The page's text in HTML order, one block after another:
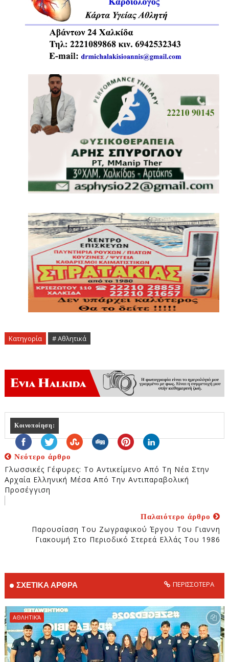
Κατηγορία # Αθλητικά
Κοινοποίηση:
Νεότερο άρθρο
Γλωσσικές Γέφυρες: Το Αντικείμενο Από Τη Nέα Στην
Αρχαία Ελληνική Μέσα Από Την Αντιπαραβολική
Προσέγγιση
Παλαιότερο άρθρο
Παρουσίαση Του Ζωγραφικού Έργου Του Γιαννη
Γιακουμή Στο Περιοδικό Στερεά Ελλάς Του 1986
ΣΧΕΤΙΚΑ ΑΡΘΡΑ ΠΕΡΙΣΣΟΤΕΡΑ
ΑΘΛΗΤΙΚΆ